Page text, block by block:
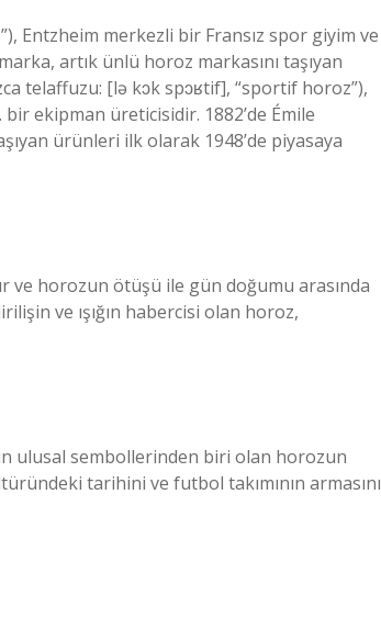
Entzheim merkezli bir Fransız spor giyim ve
artık ünlü horoz markasını taşıyan
telaffuzu: [lə kɔk spɔʁtif], “sportif horoz”),
ekipman üreticisidir. 1882’de Émile
ürünleri ilk olarak 1948’de piyasaya
ve horozun ötüşü ile gün doğumu arasında
ve ışığın habercisi olan horoz,
ulusal sembollerinden biri olan horozun
tarihini ve futbol takımının armasını